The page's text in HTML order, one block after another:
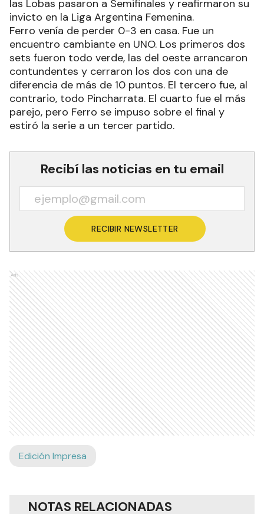
de diferencia. En el segundo las Cuervas jugaron
un poco mejor hasta el 20, pero no alcanzó. El
tercero volvió a ser aplastante. De esta manera,
las Lobas pasaron a Semifinales y reafirmaron su
invicto en la Liga Argentina Femenina.
Ferro venía de perder 0-3 en casa. Fue un
encuentro cambiante en UNO. Los primeros dos
sets fueron todo verde, las del oeste arrancaron
contundentes y cerraron los dos con una de
diferencia de más de 10 puntos. El tercero fue, al
estiró la serie a un tercer partido.
Recibí las noticias en tu email
RECIBIR NEWSLETTER
Ads
Edición Impresa